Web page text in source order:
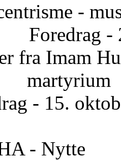
-
Foredrag -
fra Imam
martyrium
- 15.
- Nytte